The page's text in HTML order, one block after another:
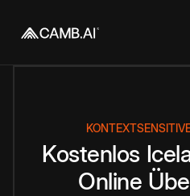
Kostenlos
Online